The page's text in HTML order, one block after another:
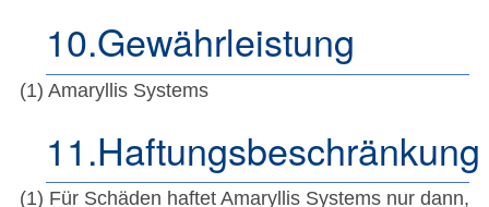
10.Gewährleistung
(1) Amaryllis Systems
11.Haftungsbeschränkung
(1) Für Schäden haftet Amaryllis Systems nur dann,